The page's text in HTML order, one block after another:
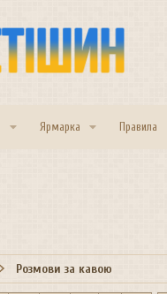
Ярмарка Правила
Розмови за кавою